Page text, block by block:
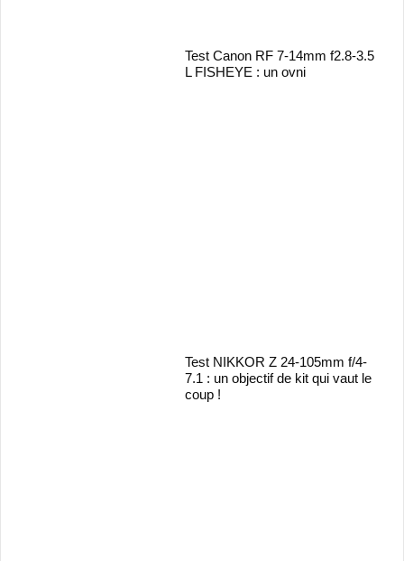
Test Canon RF 7-14mm f2.8-3.5
L FISHEYE : un ovni
Test NIKKOR Z 24-105mm f/4-
7.1 : un objectif de kit qui vaut le
coup !